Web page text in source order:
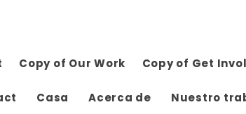
Copy of Our Work Copy of Get
Casa Acerca de Nuestro